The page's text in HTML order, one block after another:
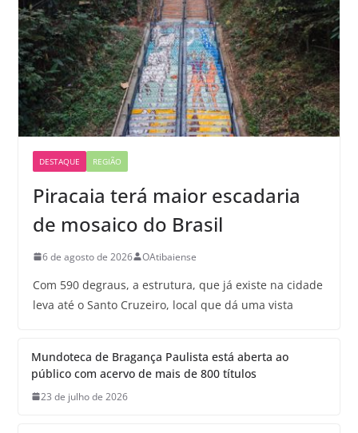
DESTAQUE REGIÃO
Piracaia terá maior escadaria
de mosaico do Brasil
6 de agosto de 2026 OAtibaiense
Com 590 degraus, a estrutura, que já existe na cidade
leva até o Santo Cruzeiro, local que dá uma vista
Mundoteca de Bragança Paulista está aberta ao
público com acervo de mais de 800 títulos
23 de julho de 2026